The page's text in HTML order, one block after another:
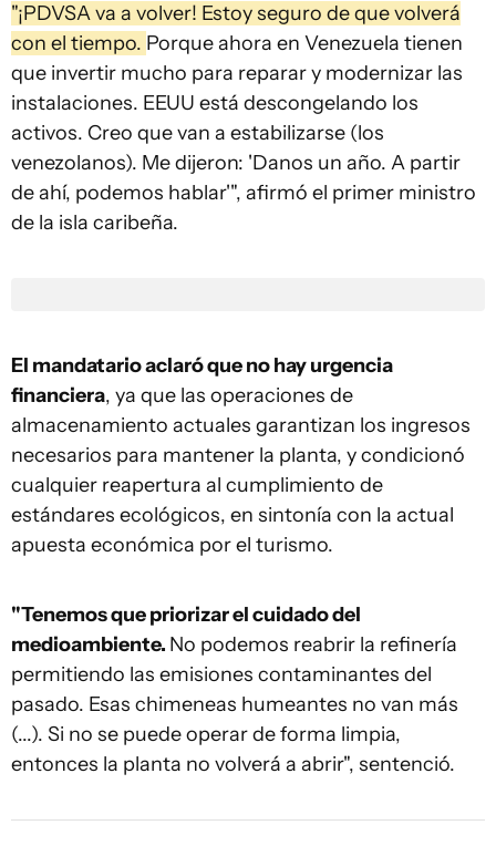
"¡PDVSA va a volver! Estoy seguro de que volverá
con el tiempo. Porque ahora en Venezuela tienen
que invertir mucho para reparar y modernizar las
instalaciones. EEUU está descongelando los
activos. Creo que van a estabilizarse (los
venezolanos). Me dijeron: 'Danos un año. A partir
de ahí, podemos hablar'", afirmó el primer ministro
de la isla caribeña.
El mandatario aclaró que no hay urgencia
financiera, ya que las operaciones de
almacenamiento actuales garantizan los ingresos
necesarios para mantener la planta, y condicionó
cualquier reapertura al cumplimiento de
estándares ecológicos, en sintonía con la actual
apuesta económica por el turismo.
"Tenemos que priorizar el cuidado del
medioambiente. No podemos reabrir la refinería
permitiendo las emisiones contaminantes del
pasado. Esas chimeneas humeantes no van más
(...). Si no se puede operar de forma limpia,
entonces la planta no volverá a abrir", sentenció.